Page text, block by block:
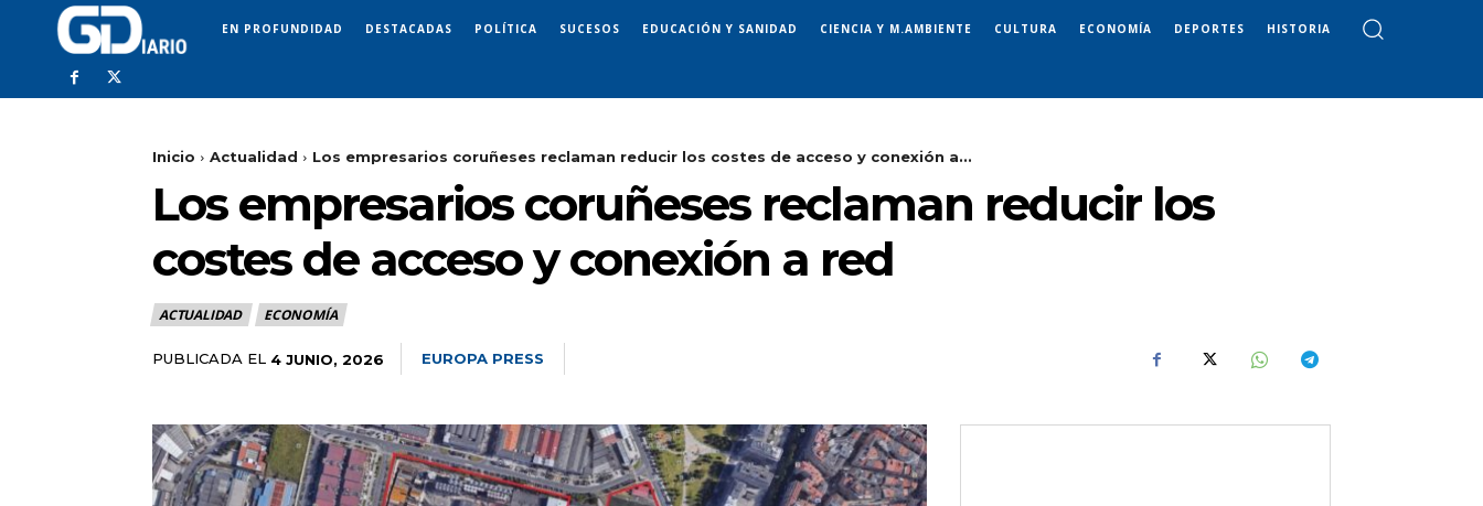
EN PROFUNDIDAD DESTACADAS POLÍTICA SUCESOS EDUCACIÓN Y SANIDAD CIENCIA Y M.AMBIENTE CULTURA ECONOMÍA DEPORTES HISTORIA
Inicio Actualidad Los empresarios coruñeses reclaman reducir los costes de acceso y conexión a...
Los empresarios coruñeses reclaman reducir los
costes de acceso y conexión a red
ACTUALIDAD ECONOMÍA
PUBLICADA EL 4 JUNIO, 2026 EUROPA PRESS